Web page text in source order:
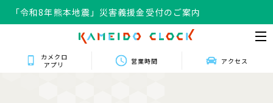
「令和8年熊本地震」災害義援金受付のご案内
カメクロ
アプリ
営業時間 アクセス